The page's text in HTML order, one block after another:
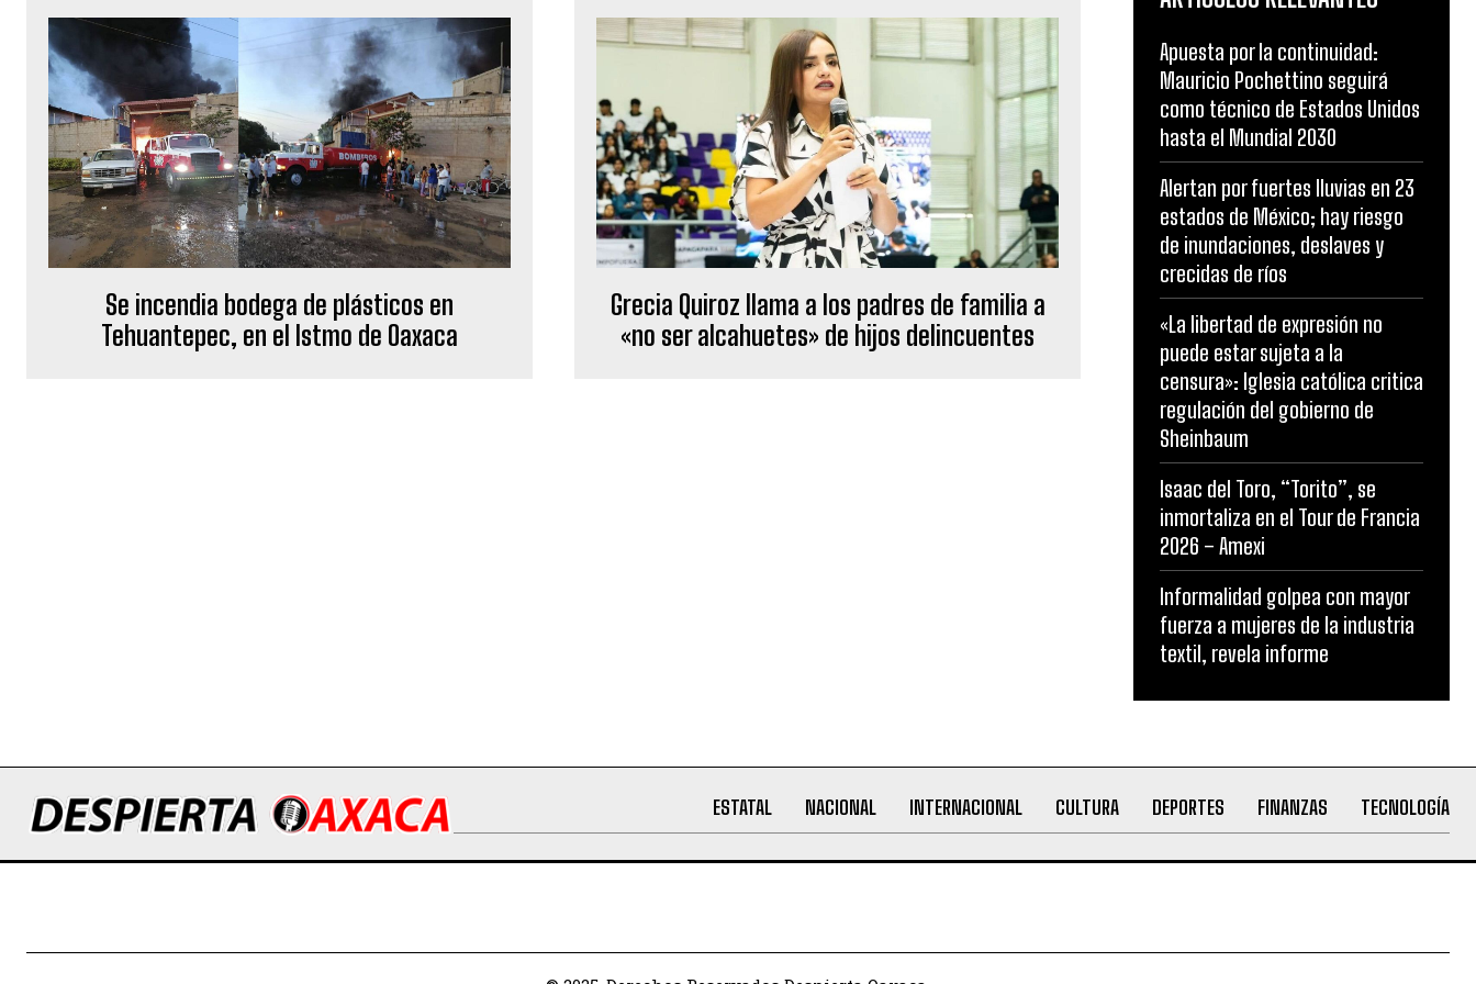
Se incendia bodega de plásticos en
Tehuantepec, en el Istmo de Oaxaca
Grecia Quiroz llama a los padres de familia a
«no ser alcahuetes» de hijos delincuentes
Apuesta por la continuidad:
Mauricio Pochettino seguirá
como técnico de Estados Unidos
hasta el Mundial 2030
Alertan por fuertes lluvias en 23
estados de México; hay riesgo
de inundaciones, deslaves y
crecidas de ríos
«La libertad de expresión no
puede estar sujeta a la
censura»: Iglesia católica critica
regulación del gobierno de
Sheinbaum
Isaac del Toro, “Torito”, se
inmortaliza en el Tour de Francia
2026 – Amexi
Informalidad golpea con mayor
fuerza a mujeres de la industria
textil, revela informe
ESTATAL NACIONAL INTERNACIONAL CULTURA DEPORTES FINANZAS TECNOLOGÍA